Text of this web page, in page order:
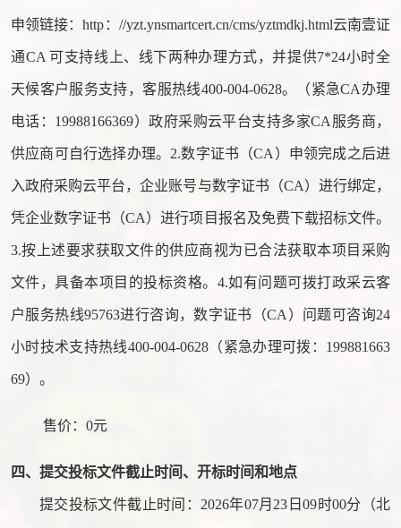
申领链接：http：//yzt.ynsmartcert.cn/cms/yztmdkj.html云南壹证
通CA 可支持线上、线下两种办理方式，并提供7*24小时全
天候客户服务支持，客服热线400-004-0628。（紧急CA办理
电话：19988166369）政府采购云平台支持多家CA服务商，
供应商可自行选择办理。2.数字证书（CA）申领完成之后进
入政府采购云平台，企业账号与数字证书（CA）进行绑定，
凭企业数字证书（CA）进行项目报名及免费下载招标文件。
3.按上述要求获取文件的供应商视为已合法获取本项目采购
文件，具备本项目的投标资格。4.如有问题可拨打政采云客
户服务热线95763进行咨询，数字证书（CA）问题可咨询24
小时技术支持热线400-004-0628（紧急办理可拨：199881663
69）。
售价： 0元
四、提交投标文件截止时间、开标时间和地点
提交投标文件截止时间： 2026年07月23日09时00分（北